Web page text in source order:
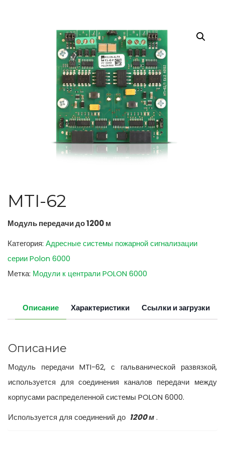
MTI-62
Модуль передачи до 1200 м
Категория: Адресные системы пожарной сигнализации
серии Polon 6000
Метка: Модули к централи POLON 6000
Описание Характеристики Ссылки и загрузки
Описание
Модуль передачи MTI-62, с гальванической развязкой,
используется для соединения каналов передачи между
корпусами распределенной системы POLON 6000.
Используется для соединений до 1200 м.